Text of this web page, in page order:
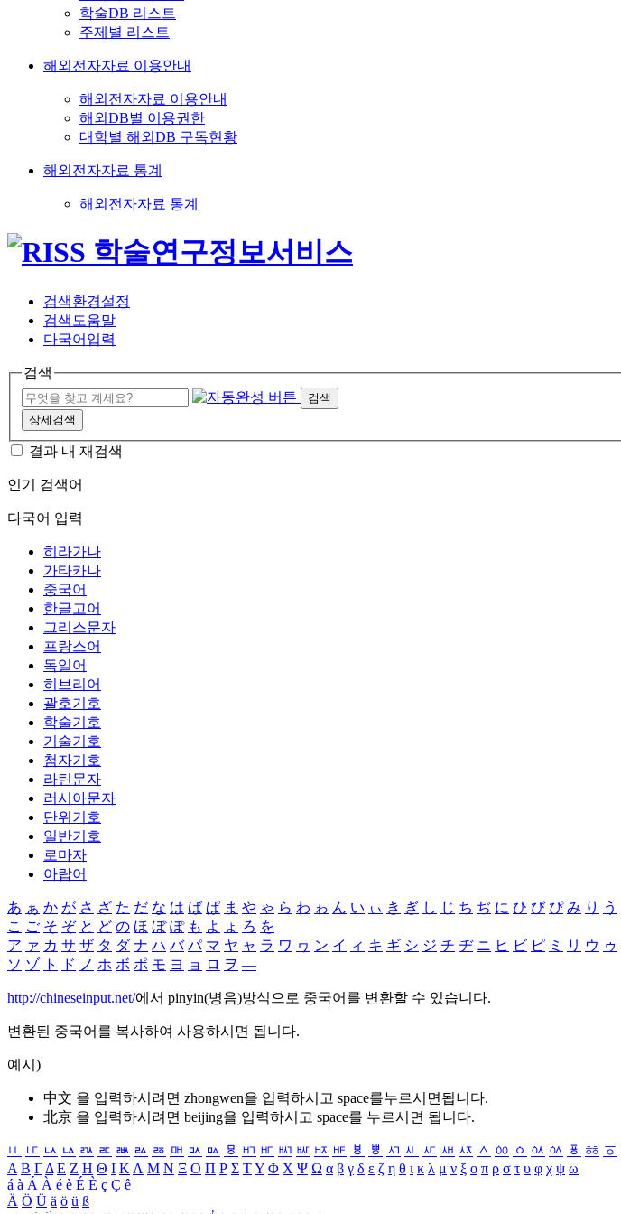
학술DB 리스트
주제별 리스트
해외전자자료 이용안내
해외전자자료 이용안내
해외DB별 이용권한
대학별 해외DB 구독현황
해외전자자료 통계
해외전자자료 통계
검색환경설정
검색도움말
다국어입력
검색
검색
상세검색
결과 내 재검색
인기 검색어
다국어 입력
히라가나
가타카나
중국어
한글고어
그리스문자
프랑스어
독일어
히브리어
괄호기호
학술기호
기술기호
첨자기호
라틴문자
러시아문자
단위기호
일반기호
로마자
아랍어
あ ぁ か が さ ざ た だ な は ば ぱ ま や ゃ ら わ ゎ ん い ぃ き ぎ し じ ち ぢ に ひ び ぴ み り う
こ ご そ ぞ と ど の ほ ぼ ぽ も よ ょ ろ を
ア ァ カ サ ザ タ ダ ナ ハ バ パ マ ヤ ャ ラ ワ ヮ ン イ ィ キ ギ シ ジ チ ヂ ニ ヒ ビ ピ ミ リ ウ ゥ
ソ ゾ ト ド ノ ホ ボ ポ モ ヨ ョ ロ ヲ ―
http://chineseinput.net/에서 pinyin(병음)방식으로 중국어를 변환할 수 있습니다.
변환된 중국어를 복사하여 사용하시면 됩니다.
예시)
中文 을 입력하시려면 zhongwen을 입력하시고 space를누르시면됩니다.
北京 을 입력하시려면 beijing을 입력하시고 space를 누르시면 됩니다.
ㅥ ㅦ ㅧ ㅨ ㅩ ㅪ ㅫ ㅬ ㅭ ㅮ ㅯ ㅰ ㅱ ㅲ ㅳ ㅴ ㅵ ㅶ ㅷ ㅸ ㅹ ㅺ ㅻ ㅼ ㅽ ㅾ ㅿ ㆀ ㆁ ㆂ ㆃ ㆄ ㆅ ㆆ
Α Β ΓΔ Ε Ζ Η Θ Ι ΚΛ Μ Ν Ξ Ο Π Ρ Σ ΤΥ Φ Χ Ψ Ω α β γ δ ε ζ η θ ι κ λ μ ν ξ ο π ρ σ τ υ φ χ ψ ω
á à Á À é è É È ç Ç ê
Ä Ö Ü ä ö ü ß